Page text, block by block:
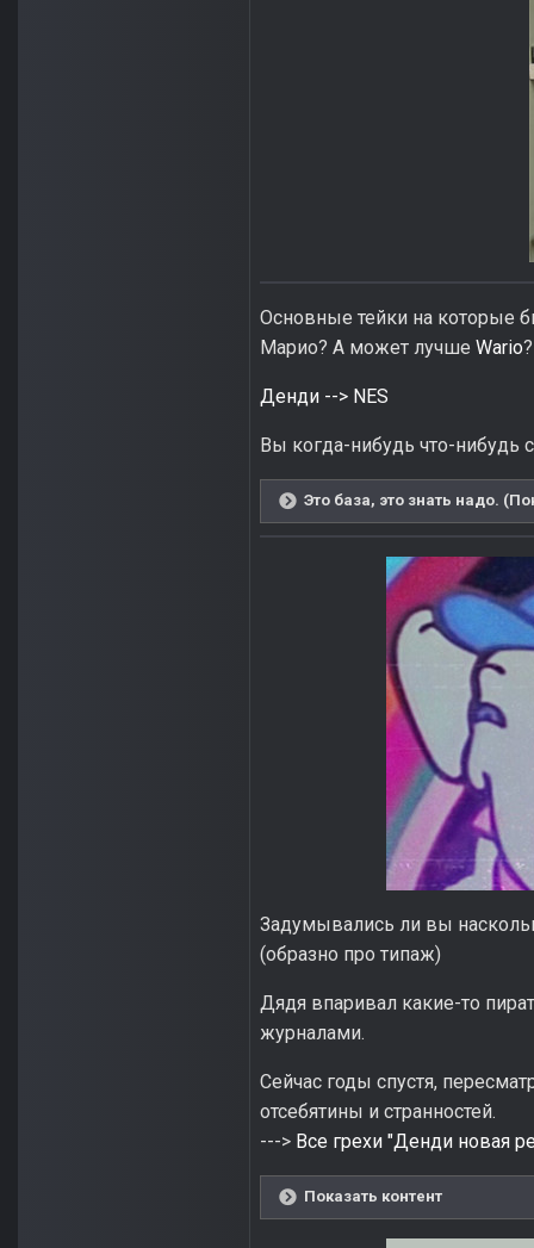
Основные тейки на которые
Марио? А может лучше Wario?
Денди --> NES
Вы когда-нибудь что-нибудь
Это база, это знать надо.
Задумывались ли вы
(образно про типаж)
Дядя впаривал какие-то
журналами.
Сейчас годы спустя,
отсебятины и странностей.
---> Все грехи "Денди новая
Показать контент